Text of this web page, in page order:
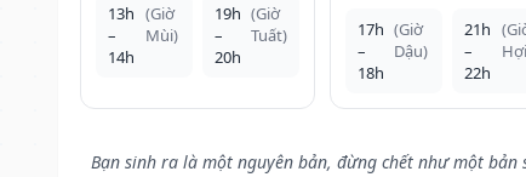
13h
–
14h
(Giờ
Mùi)
19h
–
20h
(Giờ
Tuất)
17h
–
18h
(Giờ
Dậu)
21h
–
22h
Bạn sinh ra là một nguyên bản, đừng chết như một bản